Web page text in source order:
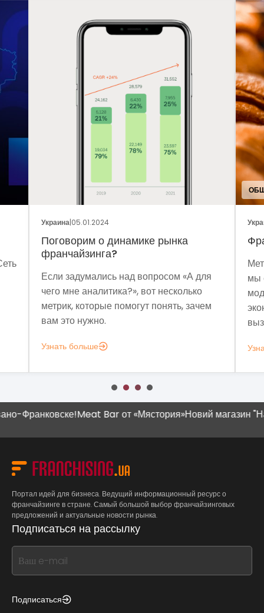
Украина|05.01.2024
Поговорим о динамике рынка
франчайзинга?
Если задумались над вопросом «А для
чего мне аналитика?», вот несколько
метрик, которые помогут понять, зачем
вам это нужно.
Узнать больше
мы
Meat Bar от «Мястория»Новий магазин "Наш
Портал идей для бизнеса. Ведущий информационный ресурс о
франчайзинге в стране. Самый большой выбор франчайзинговых
предложений и актуальные новости рынка.
Подписаться на рассылку
If
you
this,
Подписаться